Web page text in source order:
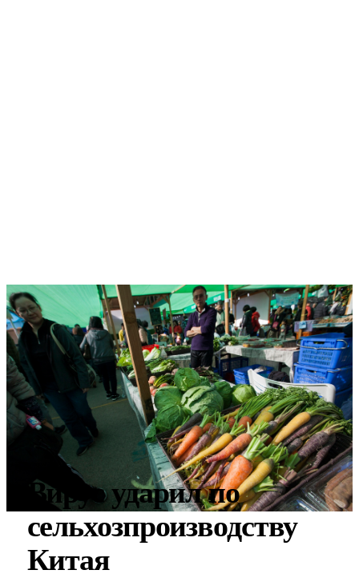
Вирус ударил по
сельхозпроизводству
Китая